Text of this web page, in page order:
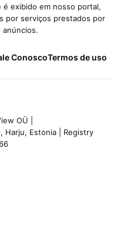
exibido em nosso portal,
por serviços prestados por
ConoscoTermos de uso
OÜ |
Harju, Estonia | Registry